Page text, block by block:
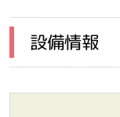
設備情報